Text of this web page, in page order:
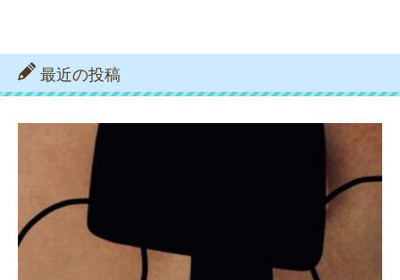
最近の投稿